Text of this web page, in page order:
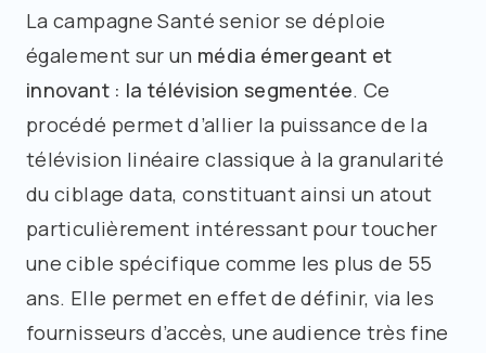
La campagne Santé senior se déploie
également sur un média émergeant et
innovant : la télévision segmentée. Ce
procédé permet d’allier la puissance de la
télévision linéaire classique à la granularité
du ciblage data, constituant ainsi un atout
particulièrement intéressant pour toucher
une cible spécifique comme les plus de 55
ans. Elle permet en effet de définir, via les
fournisseurs d’accès, une audience très fine